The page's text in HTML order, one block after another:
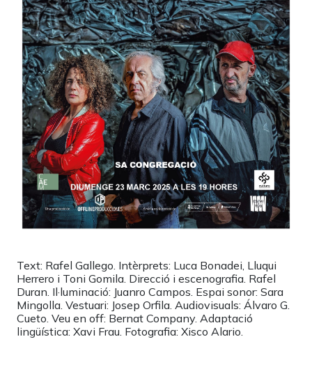
Text: Rafel Gallego. Intèrprets: Luca Bonadei, Lluqui
Herrero i Toni Gomila. Direcció i escenografia. Rafel
Duran. Il·luminació: Juanro Campos. Espai sonor: Sara
Mingolla. Vestuari: Josep Orfila. Audiovisuals: Álvaro G.
Cueto. Veu en off: Bernat Company. Adaptació
lingüística: Xavi Frau. Fotografia: Xisco Alario.